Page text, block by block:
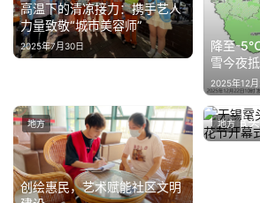
新
能
源
高温下的清凉接力：携手艺人
力量致敬“城市美容师”
2025年7月30日
降至-
雪今夜
2025年12月
创绘惠民，艺术赋能社区文明
地方
无锡鼋
花节开
2025年3月
地方